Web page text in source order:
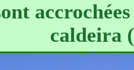
caldeira